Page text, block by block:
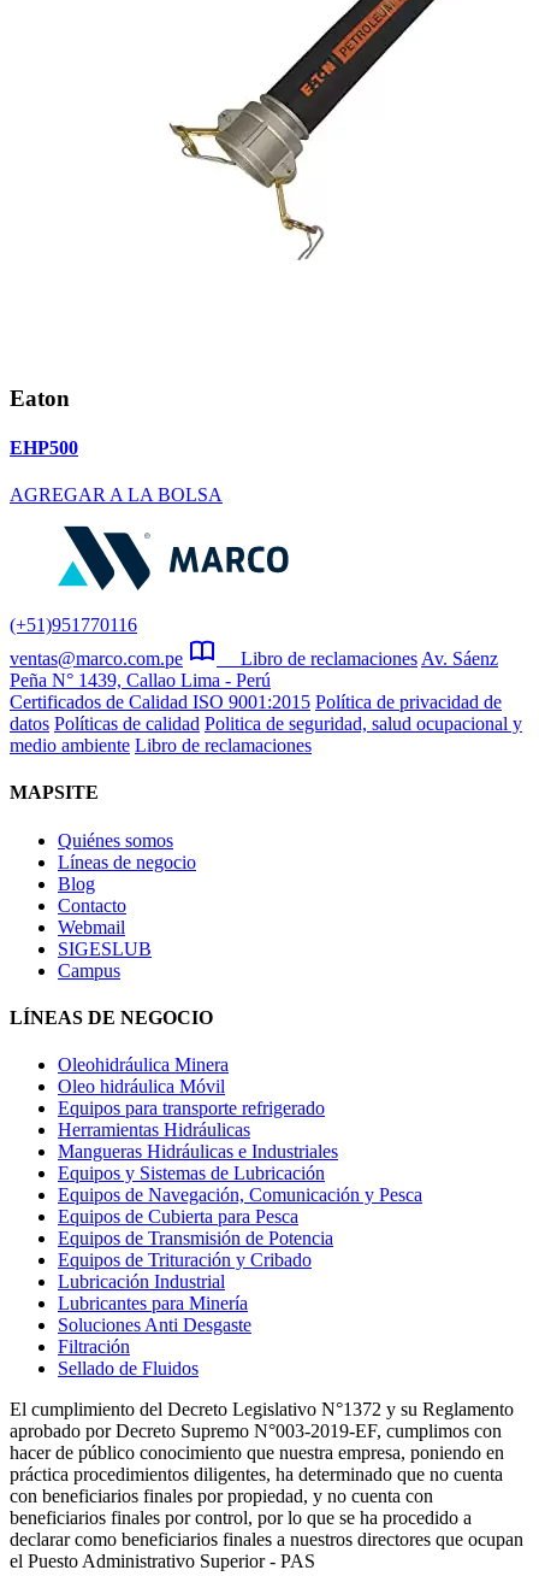
Eaton
EHP500
AGREGAR A LA BOLSA
(+51)951770116
ventas@marco.com.pe
Libro de reclamaciones Av. Sáenz
Peña N° 1439, Callao Lima - Perú
Certificados de Calidad ISO 9001:2015 Política de privacidad de
datos Políticas de calidad Politica de seguridad, salud ocupacional y
medio ambiente Libro de reclamaciones
MAPSITE
Quiénes somos
Líneas de negocio
Blog
Contacto
Webmail
SIGESLUB
Campus
LÍNEAS DE NEGOCIO
Oleohidráulica Minera
Oleo hidráulica Móvil
Equipos para transporte refrigerado
Herramientas Hidráulicas
Mangueras Hidráulicas e Industriales
Equipos y Sistemas de Lubricación
Equipos de Navegación, Comunicación y Pesca
Equipos de Cubierta para Pesca
Equipos de Transmisión de Potencia
Equipos de Trituración y Cribado
Lubricación Industrial
Lubricantes para Minería
Soluciones Anti Desgaste
Filtración
Sellado de Fluidos
El cumplimiento del Decreto Legislativo N°1372 y su Reglamento
aprobado por Decreto Supremo N°003-2019-EF, cumplimos con
hacer de público conocimiento que nuestra empresa, poniendo en
práctica procedimientos diligentes, ha determinado que no cuenta
con beneficiarios finales por propiedad, y no cuenta con
beneficiarios finales por control, por lo que se ha procedido a
declarar como beneficiarios finales a nuestros directores que ocupan
el Puesto Administrativo Superior - PAS